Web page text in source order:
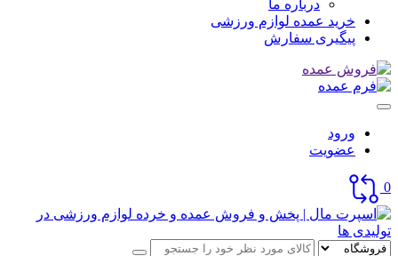
درباره ما
خرید عمده لوازم ورزشی
پیگیری سفارش
ورود
عضویت
0